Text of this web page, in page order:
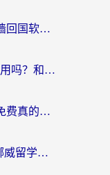
海外党必看：如何选对电脑翻墙回国软件，轻松解锁国内资源？
海外党纠结？快帆TV版VPN好用吗？和扇贝手游VPN对比哪个回国效果更好？
海外党必看：免费加速器永久免费真的存在吗？教你选对回国加速器无缝刷国内资源
ChickCN和夏时国际好用吗？挪威留学生亲测3款回国加速器，附穿梭和加速喵对比指南